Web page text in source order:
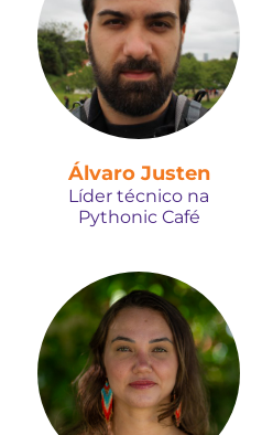
Álvaro Justen
Líder técnico na
Pythonic Café